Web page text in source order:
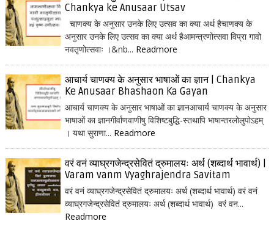
Chankya ke Anusaar Utsav
चाणक्य के अनुसार उनके लिए उत्सव का क्या अर्थ हैचाणक्य के
अनुसार उनके लिए उत्सव का क्या अर्थ हैआमन्त्रणोत्सवा विप्रा गावो
नवतृणोत्सवाः ।&nb... Readmore
आचार्य चाणक्य के अनुसार भाषाओं का ज्ञान | Chankya
Ke Anusaar Bhashaon Ka Gayan
आचार्य चाणक्य के अनुसार भाषाओं का ज्ञानआचार्य चाणक्य के अनुसार
भाषाओं का ज्ञानगीर्वाणवाणीषु विशिष्टबुद्धि-स्तथापि भाषान्तरलोलुपोऽहम्
। यथा सुराणा... Readmore
वरं वनं व्याघ्रगजेन्द्रसेवितं द्रुमालयः अर्थ (शब्दार्थ भावार्थ) |
Varam vanm Vyaghrajendra Savitam
वरं वनं व्याघ्रगजेन्द्रसेवितं द्रुमालयः अर्थ (शब्दार्थ भावार्थ) वरं वनं
व्याघ्रगजेन्द्रसेवितं द्रुमालयः अर्थ (शब्दार्थ भावार्थ) वरं वन...
Readmore